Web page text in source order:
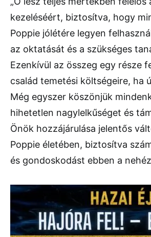
kezeléséért, biztosítva, hogy
Poppie jólétére legyen
az oktatását és a szükséges
Ezenkívül az összeg egy része
család temetési költségeire, ha
Még egyszer köszönjük
hihetetlen nagylelkűséget és
Önök hozzájárulása jelentős
Poppie életében, biztosítva
és gondoskodást ebben a